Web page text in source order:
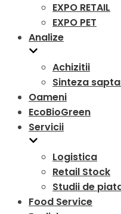
EXPO RETAIL
EXPO PET
Analize
Achizitii
Sinteza
Oameni
EcoBioGreen
Servicii
Logistica
Retail Stock
Studii de
Food Service